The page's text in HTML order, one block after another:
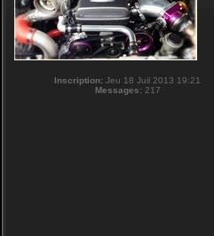
Inscription: Jeu 18 Juil 2013 19:21
Messages:217